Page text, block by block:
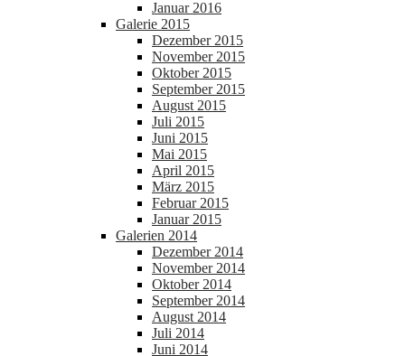
Januar 2016
Galerie 2015
Dezember 2015
November 2015
Oktober 2015
September 2015
August 2015
Juli 2015
Juni 2015
Mai 2015
April 2015
März 2015
Februar 2015
Januar 2015
Galerien 2014
Dezember 2014
November 2014
Oktober 2014
September 2014
August 2014
Juli 2014
Juni 2014